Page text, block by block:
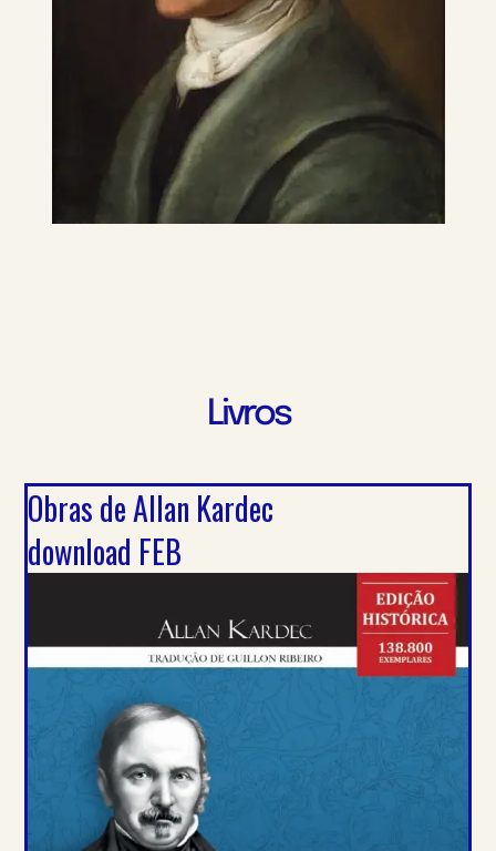
Livros
Obras de Allan Kardec
download FEB